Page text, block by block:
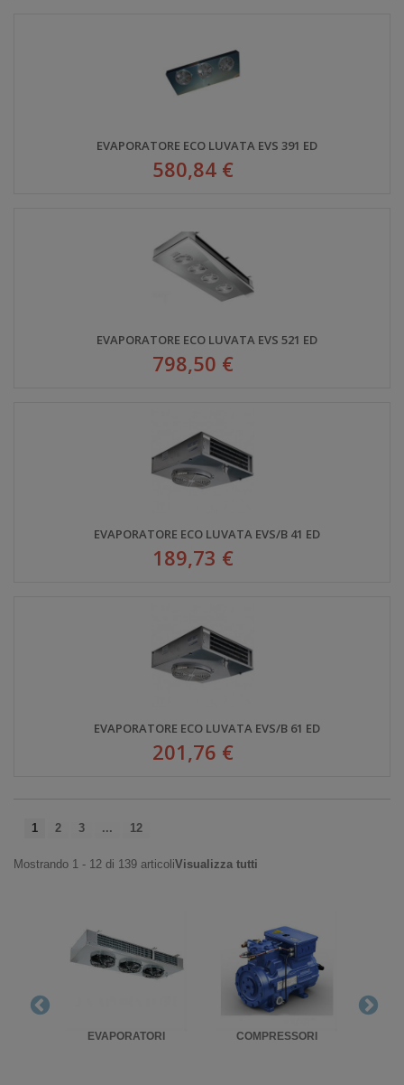
EVAPORATORE ECO LUVATA EVS 391 ED
580,84 €
EVAPORATORE ECO LUVATA EVS 521 ED
798,50 €
EVAPORATORE ECO LUVATA EVS/B 41 ED
189,73 €
EVAPORATORE ECO LUVATA EVS/B 61 ED
201,76 €
1 2 3 ... 12
Mostrando 1 - 12 di 139 articoliVisualizza tutti
EVAPORATORI COMPRESSORI